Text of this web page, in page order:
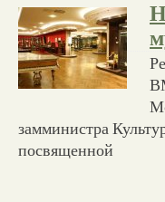
замминистра
посвященной